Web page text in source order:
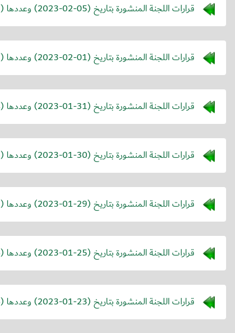
قرارات اللجنة المنشورة بتاريخ (2023-02-05) وعددها (7)
قرارات اللجنة المنشورة بتاريخ (2023-02-01) وعددها (2)
قرارات اللجنة المنشورة بتاريخ (2023-01-31) وعددها (4)
قرارات اللجنة المنشورة بتاريخ (2023-01-30) وعددها (5)
قرارات اللجنة المنشورة بتاريخ (2023-01-29) وعددها (21)
قرارات اللجنة المنشورة بتاريخ (2023-01-25) وعددها (16)
قرارات اللجنة المنشورة بتاريخ (2023-01-23) وعددها (6)